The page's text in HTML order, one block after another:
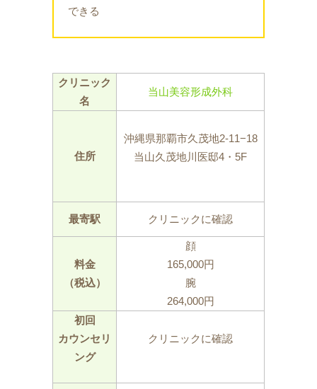
できる
クリニック
名
当山美容形成外科
住所
沖縄県那覇市久茂地2-11−18
当山久茂地川医邸4・5F
最寄駅 クリニックに確認
料金
（税込）
顔
165,000円
腕
264,000円
初回
カウンセリ
ング
クリニックに確認